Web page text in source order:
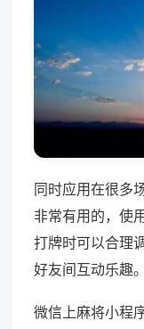
同时应用在很多
非常有用的，使
打牌时可以合理
好友间互动乐趣。
微信上麻将小程